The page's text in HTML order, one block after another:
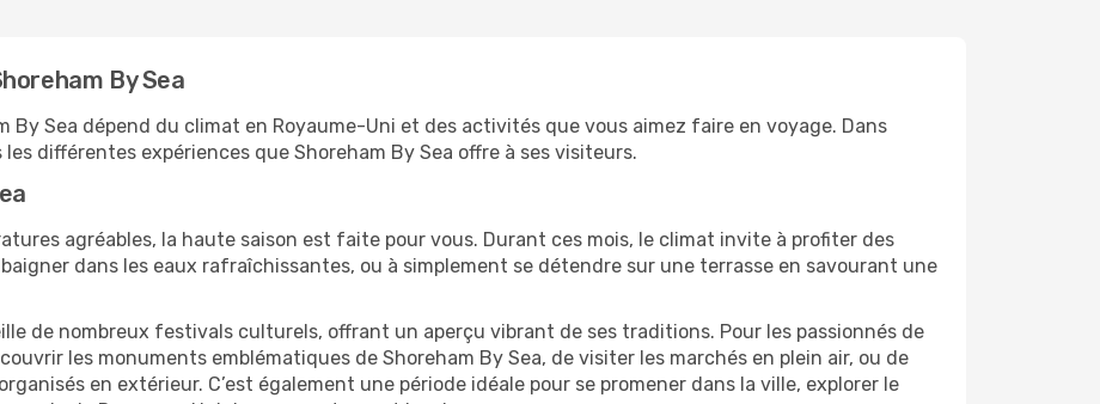
By Sea
By Sea dépend du climat en Royaume-Uni et des activités que vous aimez faire en voyage. Dans
différentes expériences que Shoreham By Sea offre à ses visiteurs.
agréables, la haute saison est faite pour vous. Durant ces mois, le climat invite à profiter des
dans les eaux rafraîchissantes, ou à simplement se détendre sur une terrasse en savourant une
de nombreux festivals culturels, offrant un aperçu vibrant de ses traditions. Pour les passionnés de
les monuments emblématiques de Shoreham By Sea, de visiter les marchés en plein air, ou de
en extérieur. C’est également une période idéale pour se promener dans la ville, explorer le